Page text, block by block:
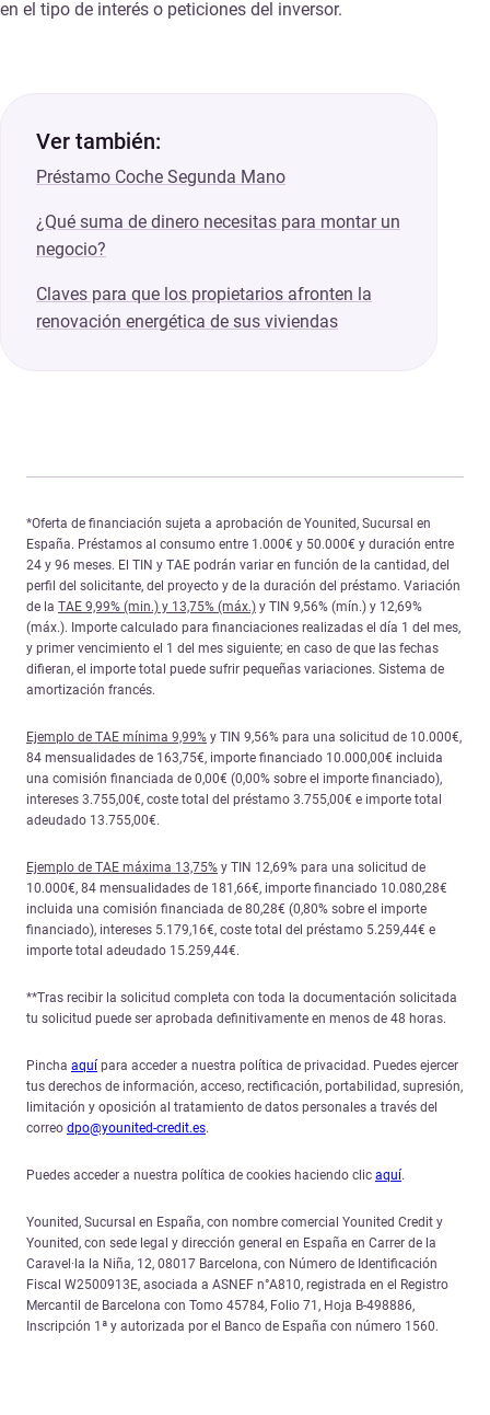
en el tipo de interés o peticiones del inversor.
Ver también:
Préstamo Coche Segunda Mano
¿Qué suma de dinero necesitas para montar un
negocio?
Claves para que los propietarios afronten la
renovación energética de sus viviendas
*Oferta de financiación sujeta a aprobación de Younited, Sucursal en
España. Préstamos al consumo entre 1.000€ y 50.000€ y duración entre
24 y 96 meses. El TIN y TAE podrán variar en función de la cantidad, del
perfil del solicitante, del proyecto y de la duración del préstamo. Variación
de la TAE 9,99% (min.) y 13,75% (máx.) y TIN 9,56% (mín.) y 12,69%
(máx.). Importe calculado para financiaciones realizadas el día 1 del mes,
y primer vencimiento el 1 del mes siguiente; en caso de que las fechas
difieran, el importe total puede sufrir pequeñas variaciones. Sistema de
amortización francés.
Ejemplo de TAE mínima 9,99% y TIN 9,56% para una solicitud de 10.000€,
84 mensualidades de 163,75€, importe financiado 10.000,00€ incluida
una comisión financiada de 0,00€ (0,00% sobre el importe financiado),
intereses 3.755,00€, coste total del préstamo 3.755,00€ e importe total
adeudado 13.755,00€.
Ejemplo de TAE máxima 13,75% y TIN 12,69% para una solicitud de
10.000€, 84 mensualidades de 181,66€, importe financiado 10.080,28€
incluida una comisión financiada de 80,28€ (0,80% sobre el importe
financiado), intereses 5.179,16€, coste total del préstamo 5.259,44€ e
importe total adeudado 15.259,44€.
**Tras recibir la solicitud completa con toda la documentación solicitada
tu solicitud puede ser aprobada definitivamente en menos de 48 horas.
Pincha aquí para acceder a nuestra política de privacidad. Puedes ejercer
tus derechos de información, acceso, rectificación, portabilidad, supresión,
limitación y oposición al tratamiento de datos personales a través del
correo dpo@younited-credit.es.
Puedes acceder a nuestra política de cookies haciendo clic aquí.
Younited, Sucursal en España, con nombre comercial Younited Credit y
Younited, con sede legal y dirección general en España en Carrer de la
Caravel·la la Niña, 12, 08017 Barcelona, con Número de Identificación
Fiscal W2500913E, asociada a ASNEF n°A810, registrada en el Registro
Mercantil de Barcelona con Tomo 45784, Folio 71, Hoja B-498886,
Inscripción 1ª y autorizada por el Banco de España con número 1560.